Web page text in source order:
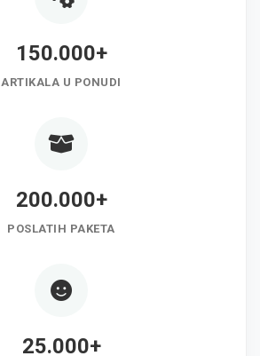
150.000+
ARTIKALA U PONUDI
200.000+
POSLATIH PAKETA
25.000+